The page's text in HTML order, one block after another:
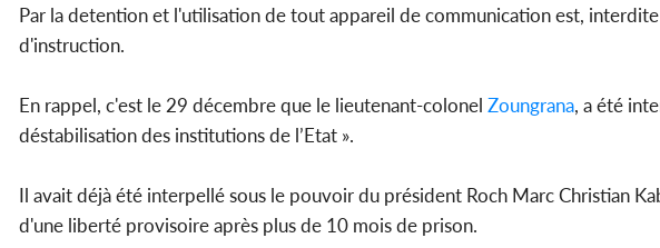
Par la detention et l'utilisation de tout appareil de communication est,
d'instruction.
En rappel, c'est le 29 décembre que le lieutenant-colonel Zoungrana, a été
déstabilisation des institutions de l’Etat ».
Il avait déjà été interpellé sous le pouvoir du président Roch Marc Christian
d'une liberté provisoire après plus de 10 mois de prison.